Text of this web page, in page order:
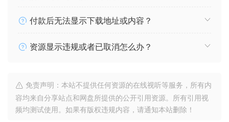
付款后无法显示下载地址或内容？
资源显示违规或者已取消怎么办？
免责声明：本站不提供任何资源的在线视听等服务，所有内
容均来自分享站点和网盘所提供的公开引用资源。所有引用视
频均测试使用。如果有版权违规内容，请通知本站删除！